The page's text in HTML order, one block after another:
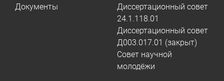
Документы
Диссертационный совет
24.1.118.01
Диссертационный совет
Д003.017.01 (закрыт)
Совет научной
молодёжи